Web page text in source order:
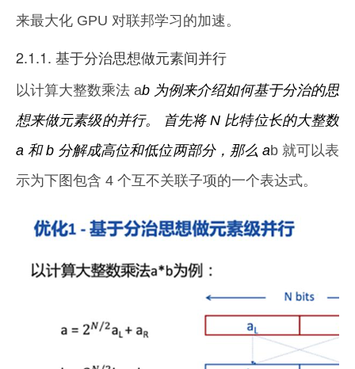
来最大化 GPU 对联邦学习的加速。
2.1.1. 基于分治思想做元素间并行
以计算大整数乘法 ab 为例来介绍如何基于分治的思
想来做元素级的并行。 首先将 N 比特位长的大整数
a 和 b 分解成高位和低位两部分，那么 ab 就可以表
示为下图包含 4 个互不关联子项的一个表达式。